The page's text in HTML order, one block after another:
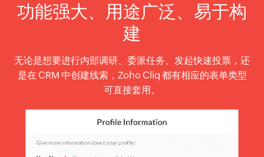
功能强大、用途广泛、易于构
建
无论是想要进行内部调研、委派任务、发起快速投票，还
是在 CRM 中创建线索，Zoho Cliq 都有相应的表单类型
可直接套用。